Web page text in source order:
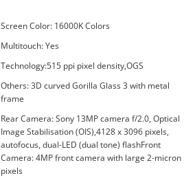
Screen Color: 16000K Colors
Multitouch: Yes
Technology:515 ppi pixel density,OGS
Others: 3D curved Gorilla Glass 3 with metal
frame
Rear Camera: Sony 13MP camera f/2.0, Optical
Image Stabilisation (OIS),4128 x 3096 pixels,
autofocus, dual-LED (dual tone) flashFront
Camera: 4MP front camera with large 2-micron
pixels